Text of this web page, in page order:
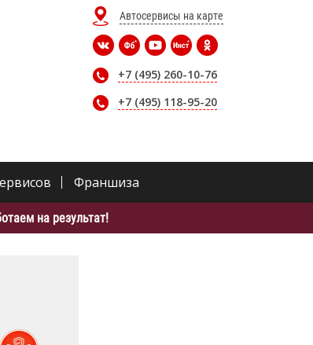
Автосервисы на карте
+7 (495) 260-10-76
+7 (495) 118-95-20
Франшиза
на результат!